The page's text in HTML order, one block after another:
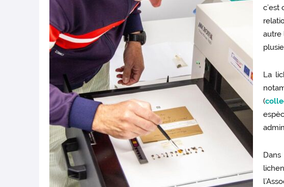
c’est
autre
La
(